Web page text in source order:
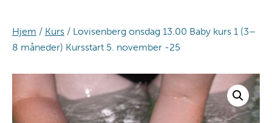
Hjem / Kurs / Lovisenberg onsdag 13.00 Baby kurs 1 (3–
8 måneder) Kursstart 5. november -25